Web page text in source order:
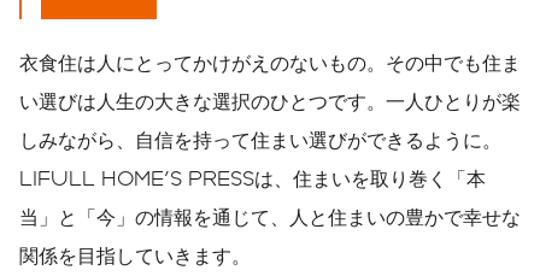
衣食住は人にとってかけがえのないもの。その中でも住ま
い選びは人生の大きな選択のひとつです。一人ひとりが楽
しみながら、自信を持って住まい選びができるように。
LIFULL HOME'S PRESSは、住まいを取り巻く「本
当」と「今」の情報を通じて、人と住まいの豊かで幸せな
関係を目指していきます。